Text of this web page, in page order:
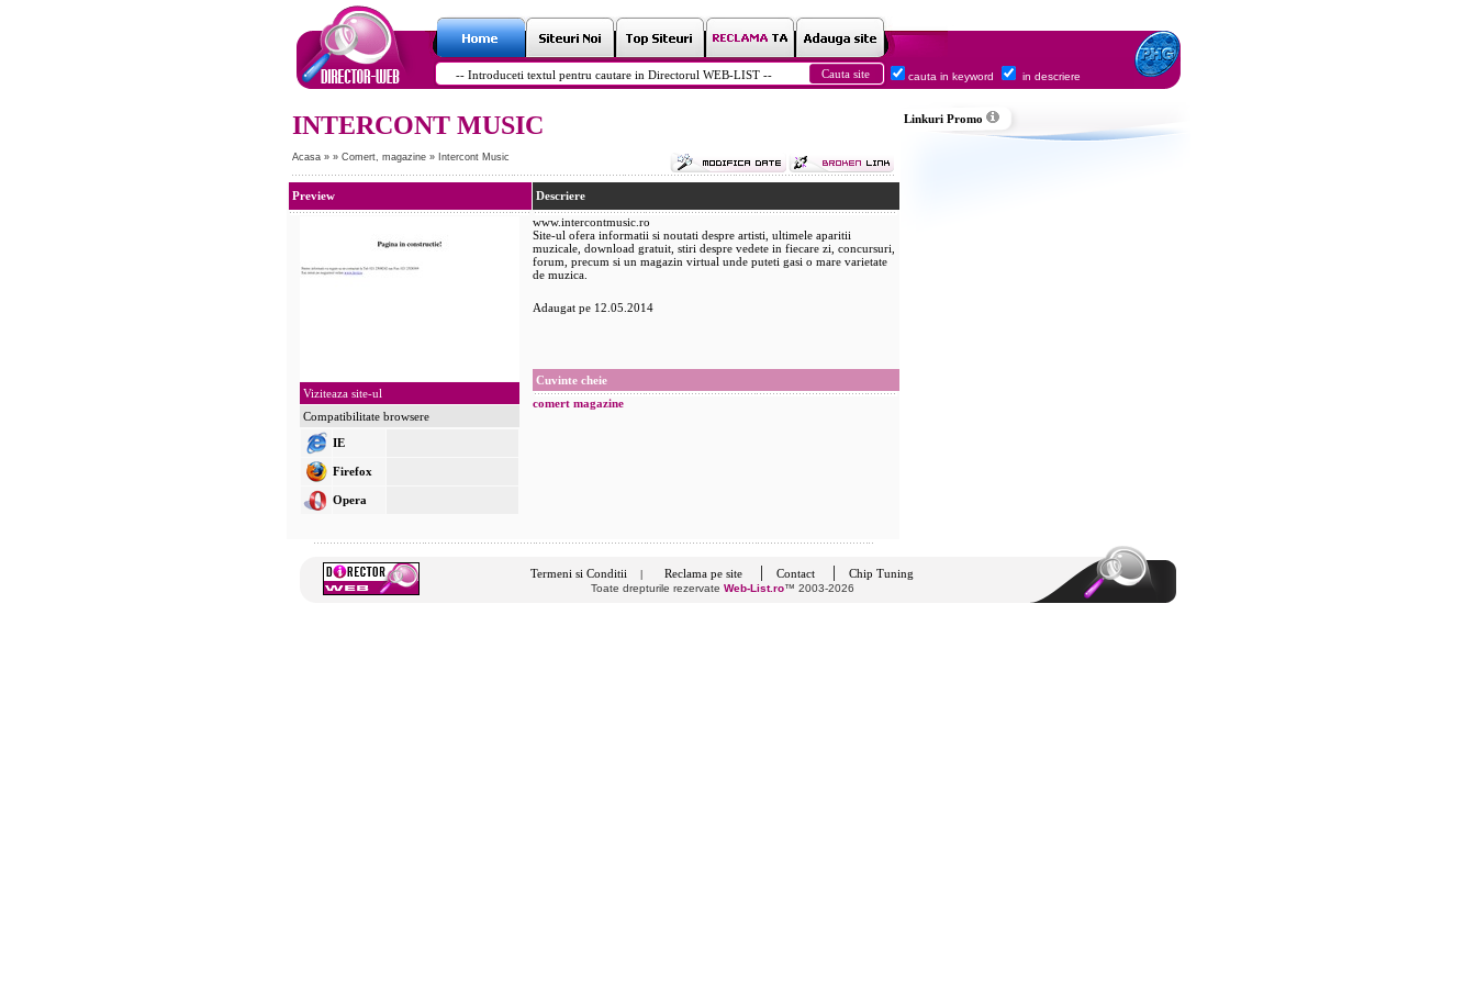
cauta in keyword in descriere
INTERCONT MUSIC
Acasa » » Comert, magazine » Intercont Music
Preview
Viziteaza site-ul
Compatibilitate browsere
IE
Firefox
Opera
Descriere
www.intercontmusic.ro
Site-ul ofera informatii si noutati despre artisti, ultimele aparitii
muzicale, download gratuit, stiri despre vedete in fiecare zi, concursuri,
forum, precum si un magazin virtual unde puteti gasi o mare varietate
de muzica.
Adaugat pe 12.05.2014
Cuvinte cheie
comert magazine
Linkuri Promo
Termeni si Conditii Reclama pe site | Contact | Chip Tuning
Toate drepturile rezervate Web-List.ro™ 2003-2026